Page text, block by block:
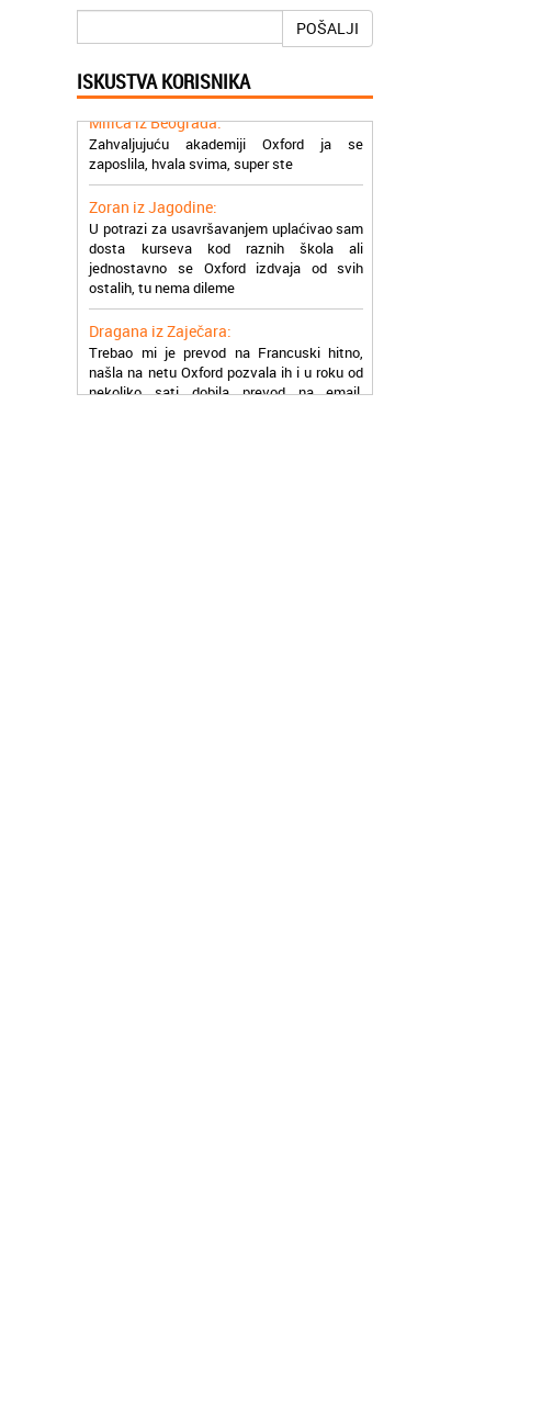
POŠALJI
ISKUSTVA KORISNIKA
profesionalni i prenose znanje na odličan
način
Milica iz Beograda:
zaposlila, hvala svima, super ste
Zoran iz Jagodine:
U potrazi za usavršavanjem uplaćivao sam
dosta kurseva kod raznih škola ali
jednostavno se Oxford izdvaja od svih
ostalih, tu nema dileme
Dragana iz Zaječara:
Trebao mi je prevod na Francuski hitno,
našla na netu Oxford pozvala ih i u roku od
nekoliko sati dobila prevod na email,
stvarno su super